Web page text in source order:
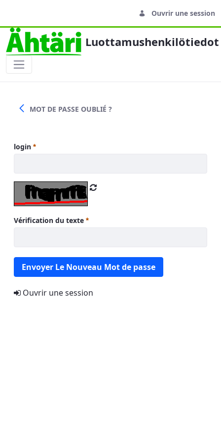
Ouvrir une session
Luottamushenkilötiedot
Sisäänkirjautuminen
MOT DE PASSE OUBLIÉ ?
login
Vérification du texte
Envoyer Le Nouveau Mot de passe
Ouvrir une session